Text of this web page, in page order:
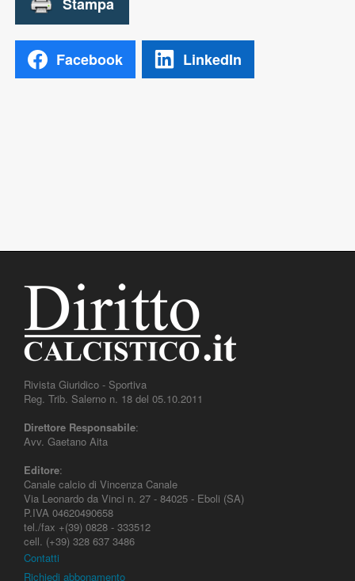
Facebook LinkedIn
Rivista Giuridico - Sportiva
Reg. Trib. Salerno n. 18 del 05.10.2011
Direttore Responsabile:
Avv. Gaetano Aita
Editore:
Canale calcio di Vincenza Canale
Via Leonardo da Vinci n. 27 - 84025 - Eboli (SA)
P.IVA 04620490658
tel./fax +(39) 0828 - 333512
cell. (+39) 328 637 3486
Contatti
Richiedi abbonamento